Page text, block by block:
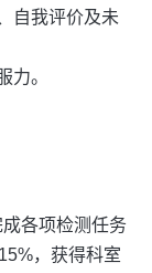
自我评价及未
力。
各项检测任务
，获得科室